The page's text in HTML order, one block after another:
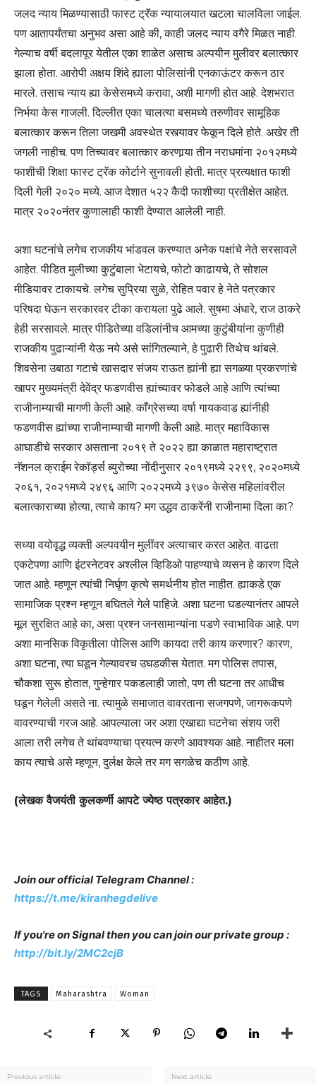
जलद न्याय मिळण्यासाठी फास्ट ट्रॅक न्यायालयात खटला चालविला जाईल.
पण आतापर्यंतचा अनुभव असा आहे की, काही जलद न्याय वगैरे मिळत नाही.
गेल्याच वर्षी बदलापूर येतील एका शाळेत असाच अल्पयीन मुलीवर बलात्कार
झाला होता. आरोपी अक्षय शिंदे ह्याला पोलिसांनी एनकाऊंटर करून ठार
मारले. तसाच न्याय ह्या केसेसमध्ये करावा, अशी मागणी होत आहे. देशभरात
निर्भया केस गाजली. दिल्लीत एका चालत्या बसमध्ये तरुणीवर सामूहिक
बलात्कार करून तिला जखमी अवस्थेत रस्त्यावर फेकून दिले होते. अखेर ती
जगली नाहीच. पण तिच्यावर बलात्कार करणार्‍या तीन नराधमांना २०१२मध्ये
फाशीची शिक्षा फास्ट ट्रॅक कोर्टाने सुनावली होती. मात्र प्रत्यक्षात फाशी
दिली गेली २०२० मध्ये. आज देशात ५२२ कैदी फाशीच्या प्रतीक्षेत आहेत.
मात्र २०२०नंतर कुणालाही फाशी देण्यात आलेली नाही.
अशा घटनांचे लगेच राजकीय भांडवल करण्यात अनेक पक्षांचे नेते सरसावले
आहेत. पीडित मुलीच्या कुटुंबाला भेटायचे, फोटो काढायचे, ते सोशल
मीडियावर टाकायचे. लगेच सुप्रिया सुळे, रोहित पवार हे नेते पत्रकार
परिषदा घेऊन सरकारवर टीका करायला पुढे आले. सुषमा अंधारे, राज ठाकरे
हेही सरसावले. मात्र पीडितेच्या वडिलांनीच आमच्या कुटुंबीयांना कुणीही
राजकीय पुढाऱ्यांनी येऊ नये असे सांगितल्याने, हे पुढारी तिथेच थांबले.
शिवसेना उबाठा गटाचे खासदार संजय राऊत ह्यांनी ह्या सगळ्या प्रकरणांचे
खापर मुख्यमंत्री देवेंद्र फडणवीस ह्यांच्यावर फोडले आहे आणि त्यांच्या
राजीनाम्याची मागणी केली आहे. काँग्रेसच्या वर्षा गायकवाड ह्यांनीही
फडणवीस ह्यांच्या राजीनाम्याची मागणी केली आहे. मात्र महाविकास
आघाडीचे सरकार असताना २०१९ ते २०२२ ह्या काळात महाराष्ट्रात
नॅशनल क्राईम रेकॉर्ड्स ब्युरोच्या नोंदीनुसार २०१९मध्ये २२९९, २०२०मध्ये
२०६१, २०२१मध्ये २४९६ आणि २०२२मध्ये ३९७० केसेस महिलांवरील
बलात्काराच्या होत्या, त्याचे काय? मग उद्धव ठाकरेंनी राजीनामा दिला का?
सध्या वयोवृद्ध व्यक्ती अल्पवयीन मुलींवर अत्याचार करत आहेत. वाढता
एकटेपणा आणि इंटरनेटवर अश्लील व्हिडिओ पाहण्याचे व्यसन हे कारण दिले
जात आहे. म्हणून त्यांची निर्घृण कृत्ये समर्थनीय होत नाहीत. ह्याकडे एक
सामाजिक प्रश्न म्हणून बघितले गेले पाहिजे. अशा घटना घडल्यानंतर आपले
मूल सुरक्षित आहे का, असा प्रश्न जनसामान्यांना पडणे स्वाभाविक आहे. पण
अशा मानसिक विकृतीला पोलिस आणि कायदा तरी काय करणार? कारण,
अशा घटना, त्या घडून गेल्यावरच उघडकीस येतात. मग पोलिस तपास,
चौकशा सुरू होतात, गुन्हेगार पकडलाही जातो, पण ती घटना तर आधीच
घडून गेलेली असते ना. त्यामुळे समाजात वावरताना सजगपणे, जागरूकपणे
वावरण्याची गरज आहे. आपल्याला जर अशा एखाद्या घटनेचा संशय जरी
आला तरी लगेच ते थांबवण्याचा प्रयत्न करणे आवश्यक आहे. नाहीतर मला
काय त्याचे असे म्हणून, दुर्लक्ष केले तर मग सगळेच कठीण आहे.
(लेखक वैजयंती कुलकर्णी आपटे ज्येष्ठ पत्रकार आहेत.)
Join our official Telegram Channel :
https://t.me/kiranhegdelive
If you're on Signal then you can join our private group :
http://bit.ly/2MC2cjB
TAGS Maharashtra Woman
Previous article Next article